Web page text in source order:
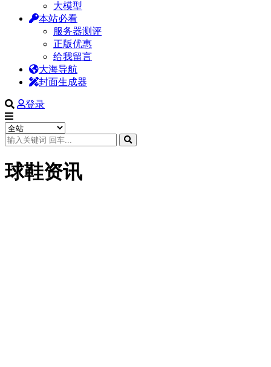
大模型
本站必看
服务器测评
正版优惠
给我留言
大海导航
封面生成器
登录
球鞋资讯